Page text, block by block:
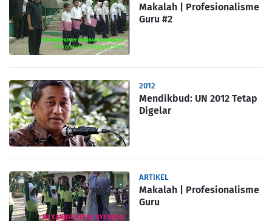
Makalah | Profesionalisme
Guru #2
2012
Mendikbud: UN 2012 Tetap
Digelar
ARTIKEL
Makalah | Profesionalisme
Guru